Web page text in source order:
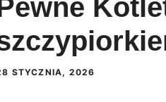
STYCZNIA, 2026